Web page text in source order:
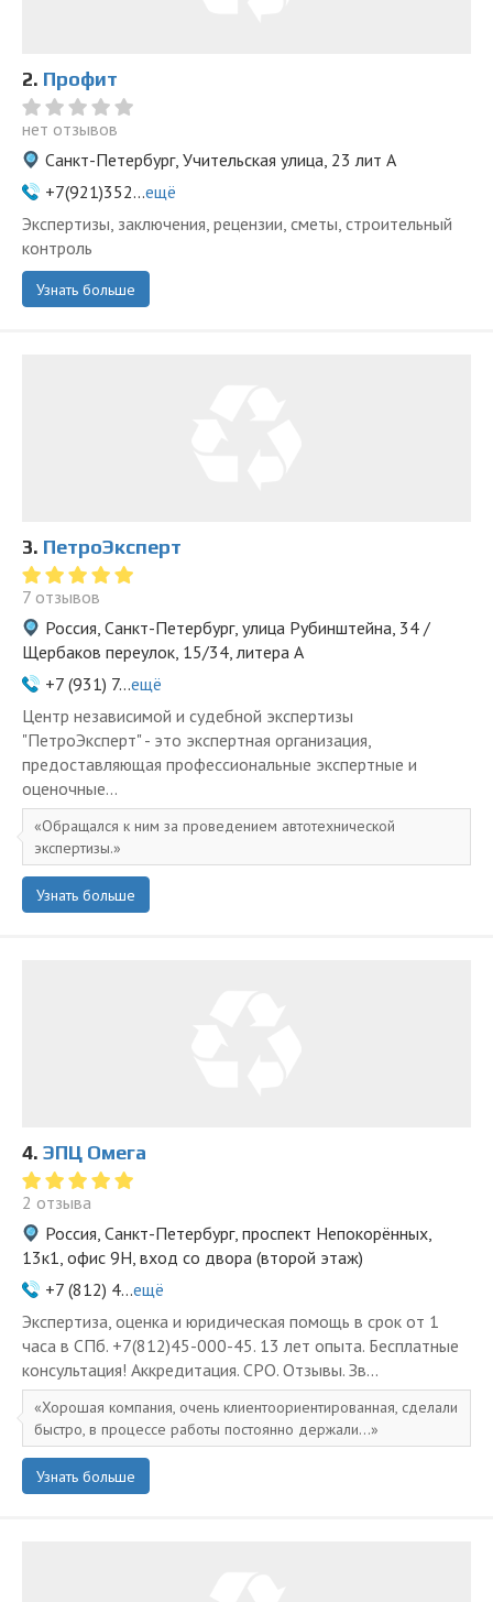
2. Профит
нет отзывов
Санкт-Петербург, Учительская улица, 23 лит А
+7(921)352...ещё
Экспертизы, заключения, рецензии, сметы, строительный
контроль
Узнать больше
3. ПетроЭксперт
7 отзывов
Россия, Санкт-Петербург, улица Рубинштейна, 34 /
Щербаков переулок, 15/34, литера А
+7 (931) 7...ещё
Центр независимой и судебной экспертизы
"ПетроЭксперт" - это экспертная организация,
предоставляющая профессиональные экспертные и
оценочные...
Обращался к ним за проведением автотехнической
экспертизы.
Узнать больше
4. ЭПЦ Омега
2 отзыва
Россия, Санкт-Петербург, проспект Непокорённых,
13к1, офис 9Н, вход со двора (второй этаж)
+7 (812) 4...ещё
Экспертиза, оценка и юридическая помощь в срок от 1
часа в СПб. +7(812)45-000-45. 13 лет опыта. Бесплатные
консультация! Аккредитация. СРО. Отзывы. Зв...
Хорошая компания, очень клиентоориентированная, сделали
быстро, в процессе работы постоянно держали...
Узнать больше